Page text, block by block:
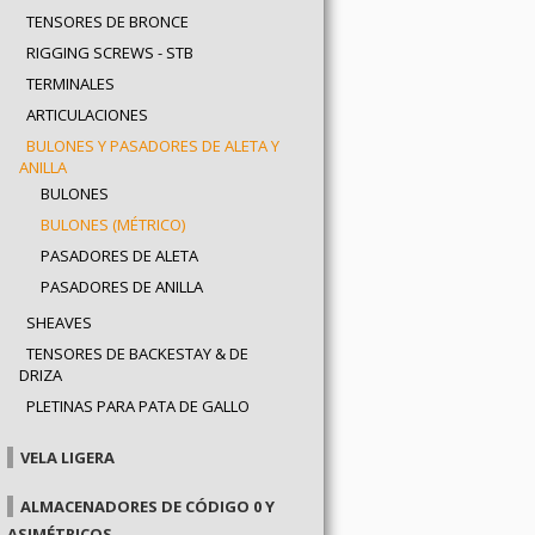
TENSORES DE BRONCE
RIGGING SCREWS - STB
TERMINALES
ARTICULACIONES
BULONES Y PASADORES DE ALETA Y
ANILLA
BULONES
BULONES (MÉTRICO)
PASADORES DE ALETA
PASADORES DE ANILLA
SHEAVES
TENSORES DE BACKESTAY & DE
DRIZA
PLETINAS PARA PATA DE GALLO
VELA LIGERA
ALMACENADORES DE CÓDIGO 0 Y